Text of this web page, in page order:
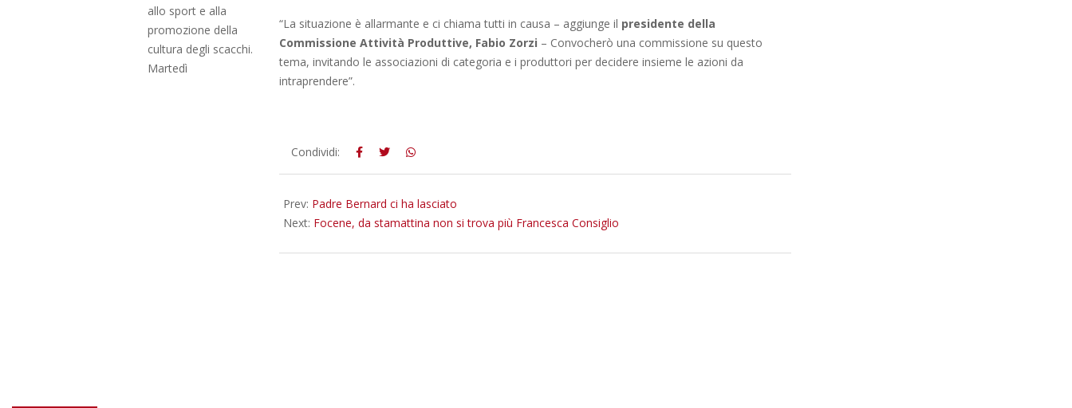
“La situazione è allarmante e ci chiama tutti in causa – aggiunge il presidente della
Commissione Attività Produttive, Fabio Zorzi – Convocherò una commissione su questo
tema, invitando le associazioni di categoria e i produttori per decidere insieme le azioni da
intraprendere”.
2022-
06-
Condividi:
Prev: Padre Bernard ci ha lasciato
Next: Focene, da stamattina non si trova più Francesca Consiglio
allo sport e alla
promozione della
cultura degli scacchi.
Martedì